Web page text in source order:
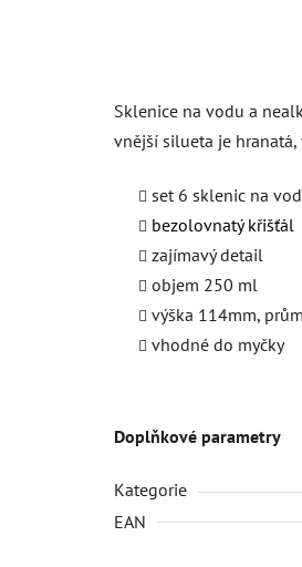
Sklenice na vodu a
vnější silueta je
set 6 sklenic na
bezolovnatý křišťál
zajímavý detail
objem 250 ml
výška 114mm,
vhodné do myčky
Doplňkové parametry
Kategorie
EAN